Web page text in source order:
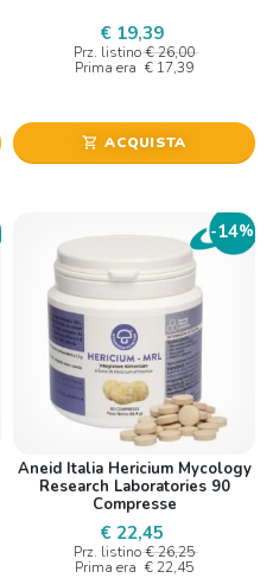
€ 19,39
Prz. listino € 26,00
Prima era € 17,39
shopping_cart ACQUISTA
-14%
Aneid Italia Hericium Mycology
Research Laboratories 90
Compresse
€ 22,45
Prz. listino € 26,25
Prima era € 22,45